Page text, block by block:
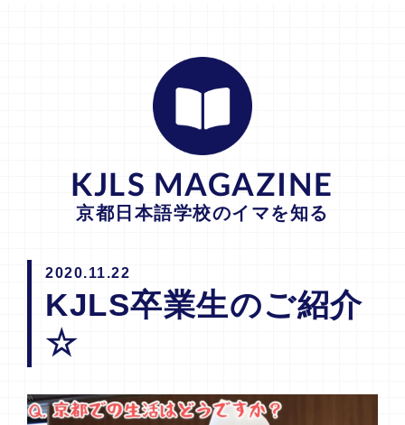
KJLS MAGAZINE
京都日本語学校のイマを知る
2020.11.22
KJLS卒業生のご紹介
☆